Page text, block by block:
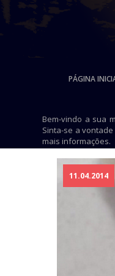
PÁGINA
Bem-vindo a sua
Sinta-se a
mais informações.
11.04.2014